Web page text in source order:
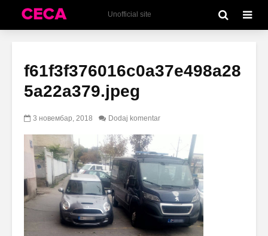
Unofficial site
f61f3f376016c0a37e498a28
5a22a379.jpeg
3 новембар, 2018 Dodaj komentar